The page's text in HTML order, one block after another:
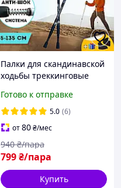
Палки для скандинавской
ходьбы треккинговые
туристические для
спортивной ходьбы
черные (6002)
Готово к отправке
5.0 (6)
от80₴/мес
799₴/пара
940 ₴/пара
Купить